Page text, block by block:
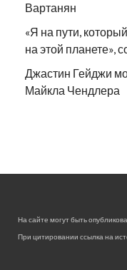
Вартанян
«Я на пути,
на этой планете»,
Джастин Гейджи
Майкла Чендлера
На сайте могут быть
При цитировании ссылка на